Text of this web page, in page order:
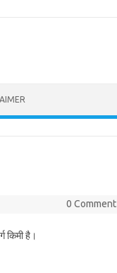
0 Comment
किमी है।